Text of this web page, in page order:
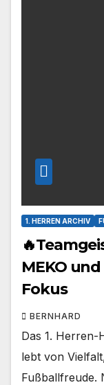
1. HERREN ARCHIV
MEKO
Fokus
BERNHARD
Das 1. Herren-
lebt von
Fußballfreude.